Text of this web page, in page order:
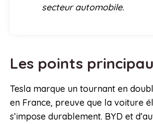
secteur automobile.
Les points
Tesla marque un tournant en
en France, preuve que la voiture
s’impose durablement. BYD et